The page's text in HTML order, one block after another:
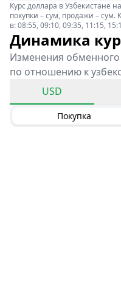
Курс доллара в Узбекистане
покупки – сум, продажи –
в: 08:55, 09:10, 09:35, 11:15,
Динамика
Изменения обменного
по отношению к
USD
Покупка